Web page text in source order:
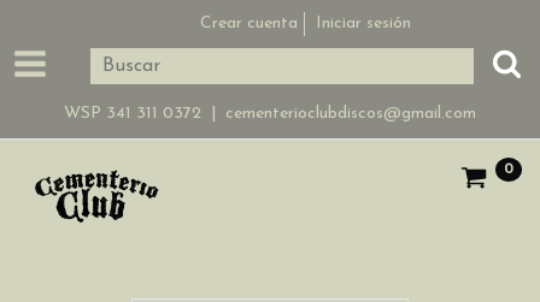
Crear cuenta Iniciar sesión
WSP 341 311 0372 | cementerioclubdiscos@gmail.com
0